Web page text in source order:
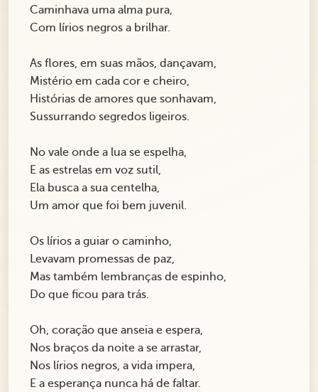
Caminhava uma alma pura,
Com lírios negros a brilhar.
As flores, em suas mãos, dançavam,
Mistério em cada cor e cheiro,
Histórias de amores que sonhavam,
Sussurrando segredos ligeiros.
No vale onde a lua se espelha,
E as estrelas em voz sutil,
Ela busca a sua centelha,
Um amor que foi bem juvenil.
Os lírios a guiar o caminho,
Levavam promessas de paz,
Mas também lembranças de espinho,
Do que ficou para trás.
Oh, coração que anseia e espera,
Nos braços da noite a se arrastar,
Nos lírios negros, a vida impera,
E a esperança nunca há de faltar.